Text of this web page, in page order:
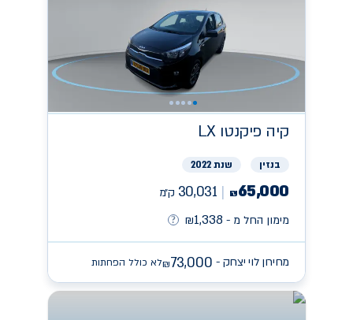
קיה פיקנטו LX
בנזין שנת 2022
₪65,000
30,031 ק״מ
מימון החל מ -
₪1,338
מחירון לוי יצחק - ₪73,000 לא כולל הפחתות